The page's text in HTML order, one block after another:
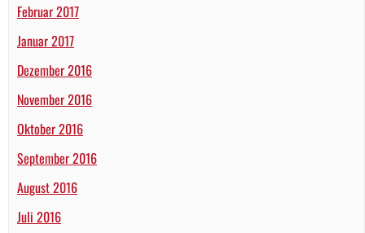
Februar 2017
Januar 2017
Dezember 2016
November 2016
Oktober 2016
September 2016
August 2016
Juli 2016